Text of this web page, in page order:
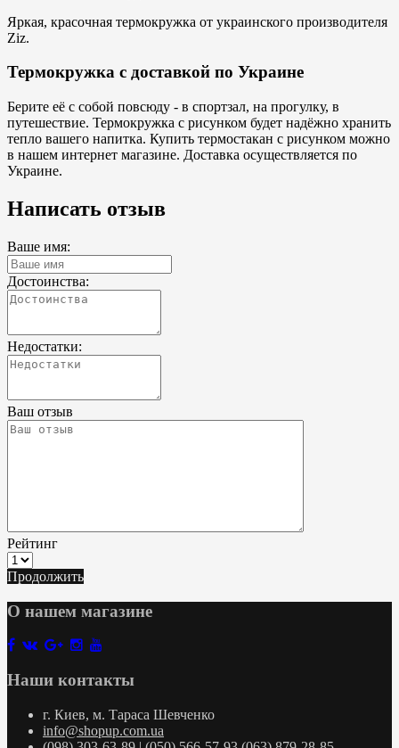
Яркая, красочная термокружка от украинского производителя
Ziz.
Термокружка с доставкой по Украине
Берите её с собой повсюду - в спортзал, на прогулку, в
путешествие. Термокружка с рисунком будет надёжно хранить
тепло вашего напитка. Купить термостакан с рисунком можно
в нашем интернет магазине. Доставка осуществляется по
Украине.
Написать отзыв
Ваше имя:
Достоинства:
Недостатки:
Ваш отзыв
Рейтинг
Продолжить
О нашем магазине
Наши контакты
г. Киев, м. Тараса Шевченко
info@shopup.com.ua